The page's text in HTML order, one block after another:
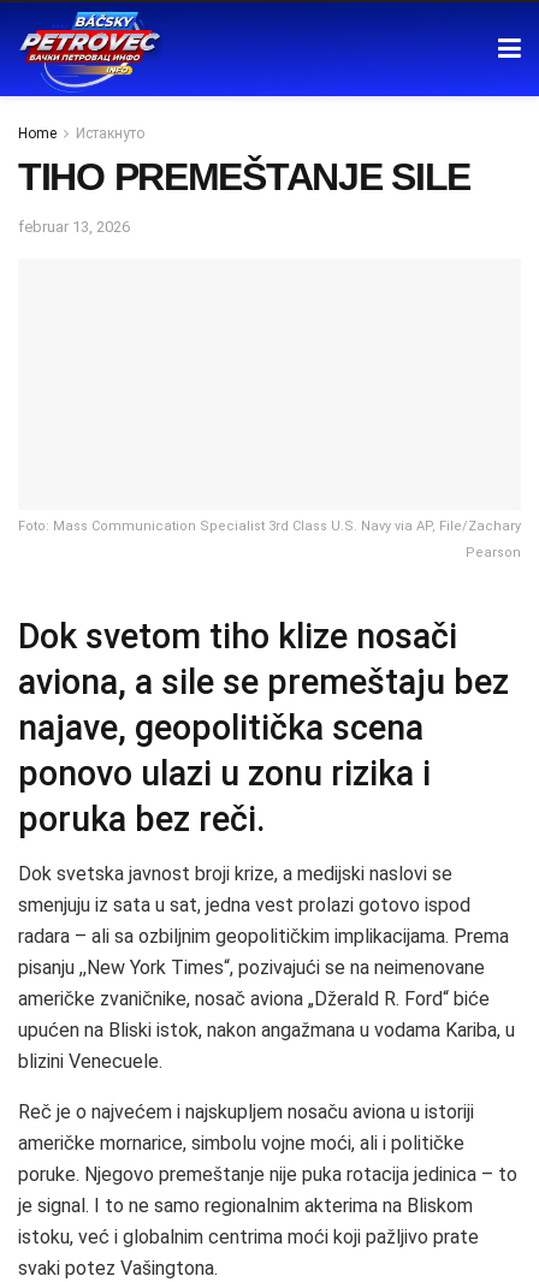
Home Истакнуто
TIHO PREMEŠTANJE SILE
februar 13, 2026
Foto: Mass Communication Specialist 3rd Class U.S. Navy via AP, File/Zachary
Pearson
Dok svetom tiho klize nosači
aviona, a sile se premeštaju bez
najave, geopolitička scena
ponovo ulazi u zonu rizika i
poruka bez reči.
Dok svetska javnost broji krize, a medijski naslovi se
smenjuju iz sata u sat, jedna vest prolazi gotovo ispod
radara – ali sa ozbiljnim geopolitičkim implikacijama. Prema
pisanju ,,New York Times“, pozivajući se na neimenovane
američke zvaničnike, nosač aviona „Džerald R. Ford“ biće
upućen na Bliski istok, nakon angažmana u vodama Kariba, u
blizini Venecuele.
Reč je o najvećem i najskupljem nosaču aviona u istoriji
američke mornarice, simbolu vojne moći, ali i političke
poruke. Njegovo premeštanje nije puka rotacija jedinica – to
je signal. I to ne samo regionalnim akterima na Bliskom
istoku, već i globalnim centrima moći koji pažljivo prate
svaki potez Vašingtona.